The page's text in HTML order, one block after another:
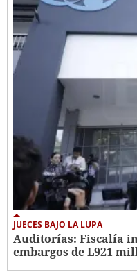
JUECES BAJO LA LUPA
Auditorías: Fiscalía
embargos de L921